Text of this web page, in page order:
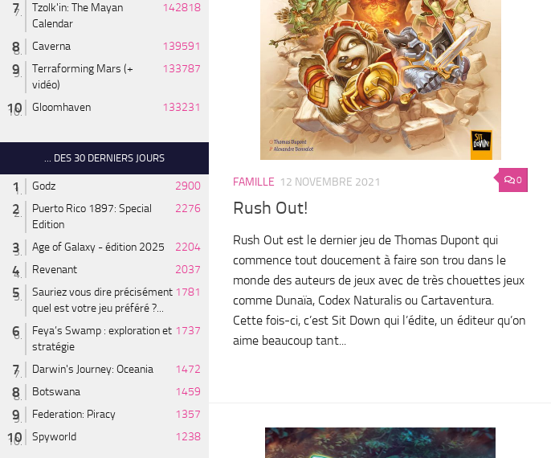
0
FAMILLE 12 NOVEMBRE 2021
Rush Out!
Rush Out est le dernier jeu de Thomas Dupont qui
commence tout doucement à faire son trou dans le
monde des auteurs de jeux avec de très chouettes jeux
comme Dunaïa, Codex Naturalis ou Cartaventura.
Cette fois-ci, c’est Sit Down qui l’édite, un éditeur qu’on
aime beaucoup tant...
Tzolk'in: The Mayan
Calendar
142818
Caverna
139591
Terraforming Mars (+
vidéo)
133787
Gloomhaven 133231
... DES 30 DERNIERS JOURS
Godz
2900
Puerto Rico 1897: Special
Edition
2276
Age of Galaxy - édition 2025
2204
Revenant
2037
Sauriez vous dire précisément
quel est votre jeu préféré ?...
1781
Feya’s Swamp : exploration et
stratégie
1737
Darwin's Journey: Oceania
1472
Botswana
1459
Federation: Piracy
1357
Spyworld
1238